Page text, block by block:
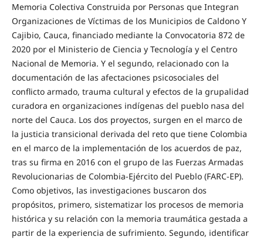
Memoria Colectiva Construida por Personas que Integran
Organizaciones de Víctimas de los Municipios de Caldono Y
Cajibio, Cauca, financiado mediante la Convocatoria 872 de
2020 por el Ministerio de Ciencia y Tecnología y el Centro
Nacional de Memoria. Y el segundo, relacionado con la
documentación de las afectaciones psicosociales del
conflicto armado, trauma cultural y efectos de la grupalidad
curadora en organizaciones indígenas del pueblo nasa del
norte del Cauca. Los dos proyectos, surgen en el marco de
la justicia transicional derivada del reto que tiene Colombia
en el marco de la implementación de los acuerdos de paz,
tras su firma en 2016 con el grupo de las Fuerzas Armadas
Revolucionarias de Colombia-Ejército del Pueblo (FARC-EP).
Como objetivos, las investigaciones buscaron dos
propósitos, primero, sistematizar los procesos de memoria
histórica y su relación con la memoria traumática gestada a
partir de la experiencia de sufrimiento. Segundo, identificar